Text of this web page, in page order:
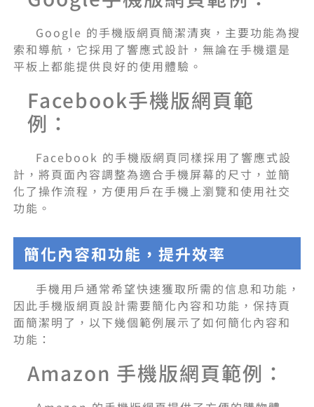
Google 的手機版網頁簡潔清爽，主要功能為搜
索和導航，它採用了響應式設計，無論在手機還是
平板上都能提供良好的使用體驗。
Facebook手機版網頁範
例：
Facebook 的手機版網頁同樣採用了響應式設
計，將頁面內容調整為適合手機屏幕的尺寸，並簡
化了操作流程，方便用戶在手機上瀏覽和使用社交
功能。
簡化內容和功能，提升效率
手機用戶通常希望快速獲取所需的信息和功能，
因此手機版網頁設計需要簡化內容和功能，保持頁
面簡潔明了，以下幾個範例展示了如何簡化內容和
功能：
Amazon 手機版網頁範例：